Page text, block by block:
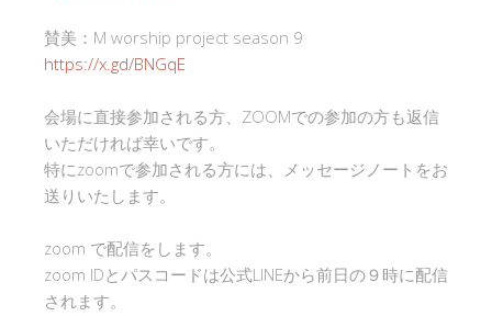
賛美：M worship project season 9
https://x.gd/BNGqE
会場に直接参加される方、ZOOMでの参加の方も返信
いただければ幸いです。
特にzoomで参加される方には、メッセージノートをお
送りいたします。
zoom で配信をします。
zoom IDとパスコードは公式LINEから前日の９時に配信
されます。